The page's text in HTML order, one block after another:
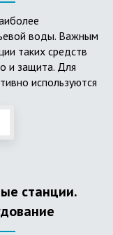
воды. Важным
таких средств
и защита. Для
используются
– это
вариант
заниженный
а кессон,
на территории с
станции.